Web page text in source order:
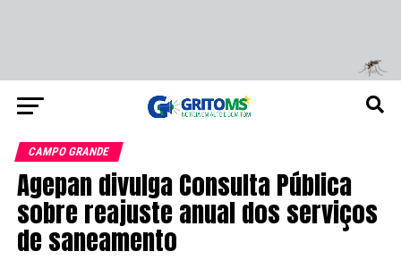
CAMPO GRANDE
Agepan divulga Consulta Pública
sobre reajuste anual dos serviços
de saneamento